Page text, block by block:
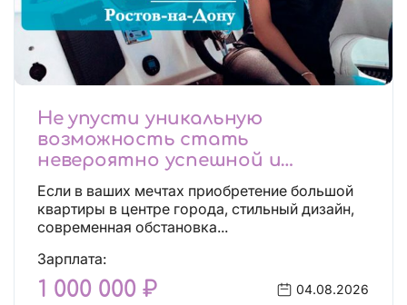
Не упусти уникальную
возможность стать
невероятно успешной и
независимой!
Если в ваших мечтах приобретение большой
квартиры в центре города, стильный дизайн,
современная обстановка...
Зарплата:
1 000 000 ₽ 04.08.2026